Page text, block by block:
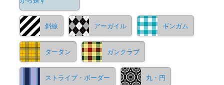
斜線 アーガイル ギンガム
タータン ガンクラブ
ストライプ・ボーダー 丸・円